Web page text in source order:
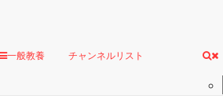
一般教養 チャンネルリスト